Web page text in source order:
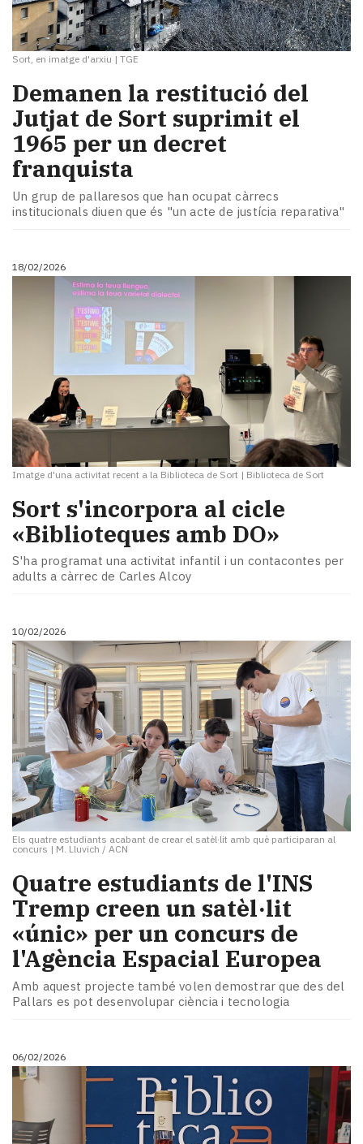
Sort, en imatge d'arxiu | TGE
​Demanen la restitució del
Jutjat de Sort suprimit el
1965 per un decret
franquista
Un grup de pallaresos que han ocupat càrrecs
institucionals diuen que és "un acte de justícia reparativa"
18/02/2026
Imatge d'una activitat recent a la Biblioteca de Sort | Biblioteca de Sort
Sort s'incorpora al cicle
«Biblioteques amb DO»
S'ha programat una activitat infantil i un contacontes per
adults a càrrec de Carles Alcoy
10/02/2026
Els quatre estudiants acabant de crear el satèl·lit amb què participaran al
concurs | M. Lluvich / ACN
Quatre estudiants de l'INS
Tremp creen un satèl·lit
«únic» per un concurs de
l'Agència Espacial Europea
Amb aquest projecte també volen demostrar que des del
Pallars es pot desenvolupar ciència i tecnologia
06/02/2026